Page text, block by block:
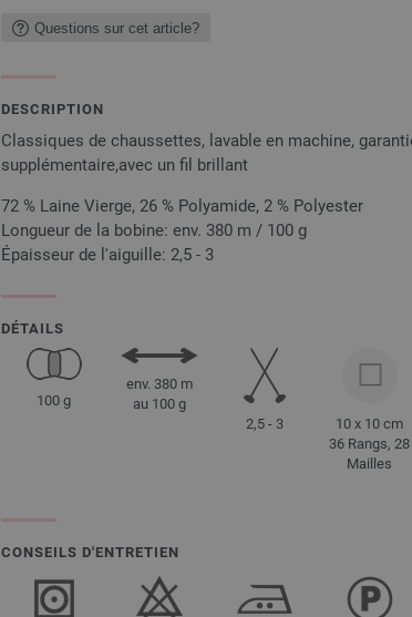
Questions sur cet article?
DESCRIPTION
Classiques de chaussettes, lavable en machine,
supplémentaire,avec un fil brillant
72 % Laine Vierge, 26 % Polyamide, 2 % Polyester
Longueur de la bobine: env. 380 m / 100 g
Épaisseur de l'aiguille: 2,5 - 3
DÉTAILS
100 g
env. 380 m
au 100 g
2,5 - 3
10 x 10 cm
36 Rangs, 28
Mailles
CONSEILS D'ENTRETIEN